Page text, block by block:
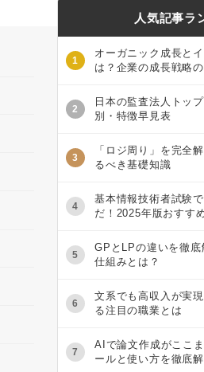
人気記事ラ
1
オーガニック成長と
は？企業の成長戦略
2
日本の監査法人トッ
別・特徴早見表
3
「ロジ周り」を完全
るべき基礎知識
4
基本情報技術者試験
だ！2025年版おすす
5
GPとLPの違いを徹
仕組みとは？
6
文系でも高収入が実
る注目の職業とは
7
AIで論文作成がここ
ールと使い方を徹底解